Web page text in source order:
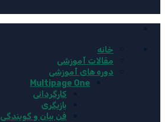
خانه
مقالات آموزشی
دوره های آموزشی
Multipage One
کارگردانی
بازیگری
فن بیان و گویندگی